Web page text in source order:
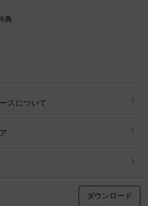
典
スについて
ダウンロード